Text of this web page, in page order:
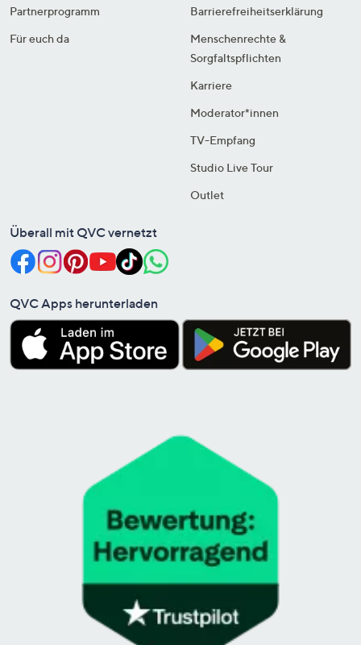
Partnerprogramm
Für euch da
Barrierefreiheitserklärung
Menschenrechte &
Sorgfaltspflichten
Karriere
Moderator*innen
TV-Empfang
Studio Live Tour
Outlet
Überall mit QVC vernetzt
QVC Apps herunterladen